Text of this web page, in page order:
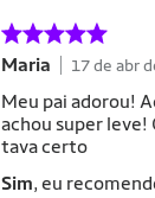
Maria 17 de abr
Meu pai adorou!
achou super leve!
tava certo
Sim, eu